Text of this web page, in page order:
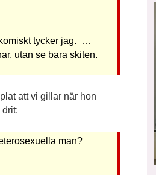
tycker jag. …
utan se bara skiten.
att vi gillar när hon
man?